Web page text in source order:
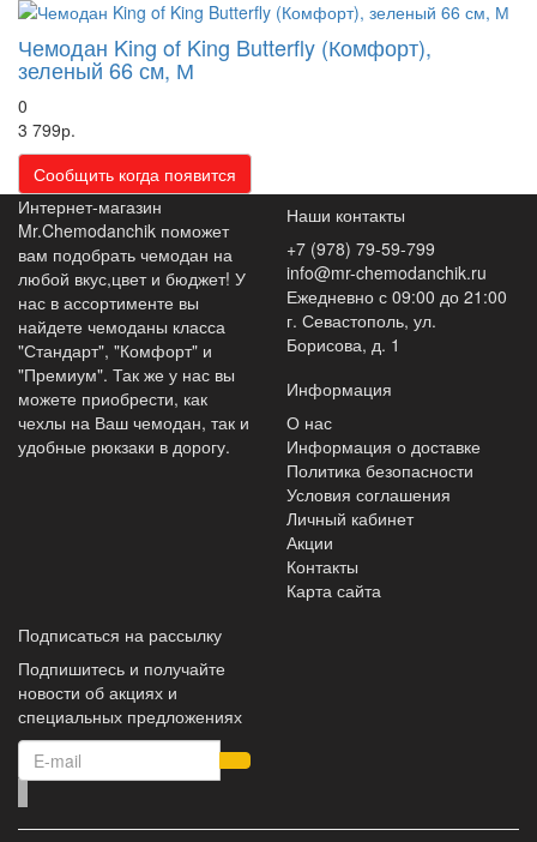
Чемодан King of King Butterfly (Комфорт),
зеленый 66 см, М
0
3 799р.
Сообщить когда появится
Интернет-магазин
Mr.Chemodanchik поможет
вам подобрать чемодан на
любой вкус,цвет и бюджет! У
нас в ассортименте вы
найдете чемоданы класса
"Стандарт", "Комфорт" и
"Премиум". Так же у нас вы
можете приобрести, как
чехлы на Ваш чемодан, так и
удобные рюкзаки в дорогу.
Наши контакты
+7 (978) 79-59-799
info@mr-chemodanchik.ru
Ежедневно с 09:00 до 21:00
г. Севастополь, ул.
Борисова, д. 1
Информация
О нас
Информация о доставке
Политика безопасности
Условия соглашения
Личный кабинет
Акции
Контакты
Карта сайта
Подписаться на рассылку
Подпишитесь и получайте
новости об акциях и
специальных предложениях